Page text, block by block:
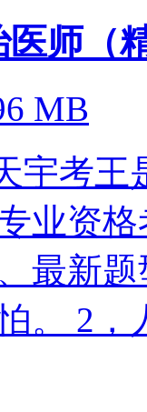
医师（
MB
宇考
业资
最新
。 2，